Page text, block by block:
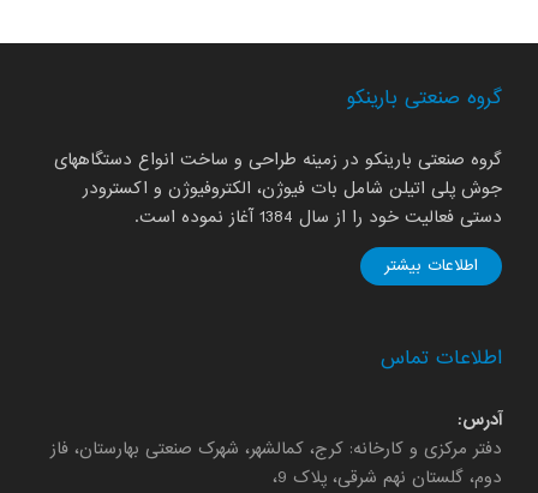
گروه صنعتی بارینکو
گروه صنعتی بارینکو در زمینه طراحی و ساخت انواع دستگاههای
جوش پلی اتیلن شامل بات فیوژن، الکتروفیوژن و اکسترودر
دستی فعالیت خود را از سال 1384 آغاز نموده است.
اطلاعات بیشتر
اطلاعات تماس
آدرس:
دفتر مرکزی و کارخانه: کرج، کمالشهر، شهرک صنعتی بهارستان، فاز
دوم، گلستان نهم شرقی، پلاک 9،